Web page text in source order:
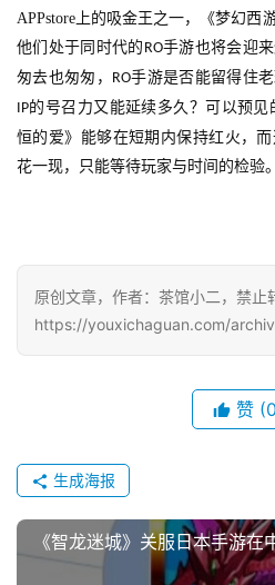
APPstore 上的吸金王之一，《梦幻西
他们处于同时代的 RO手游也将会迎
匆去也匆匆， RO手游是否能留得住
IP的号召力又能延续多久？可以预见
恒的爱》能够在短期内保持红火，
花一现，只能等待玩家与时间的检验。
原创文章，作者：茶馆小二，禁止
https://youxichaguan.com/
赞
生成海报
《智龙迷城》关服日本手游在